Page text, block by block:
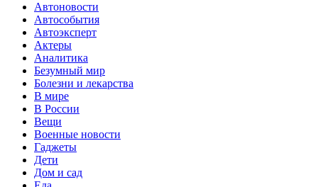
Автоновости
Автособытия
Автоэксперт
Актеры
Аналитика
Безумный мир
Болезни и лекарства
В мире
В России
Вещи
Военные новости
Гаджеты
Дети
Дом и сад